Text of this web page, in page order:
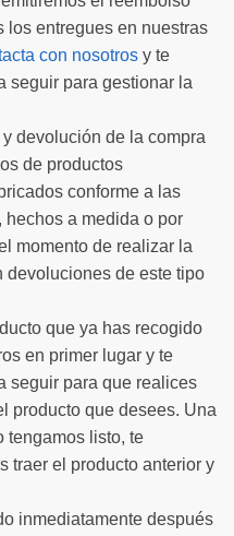
los entregues en nuestras
con nosotros y te
seguir para gestionar la
devolución de la compra
de productos
conforme a las
a medida o por
momento de realizar la
devoluciones de este tipo
que ya has recogido
en primer lugar y te
seguir para que realices
producto que desees. Una
tengamos listo, te
traer el producto anterior y
inmediatamente después